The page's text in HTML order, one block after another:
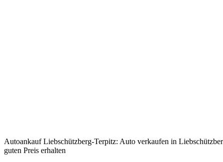
Autoankauf Liebschützberg-Terpitz: Auto verkaufen in
guten Preis erhalten